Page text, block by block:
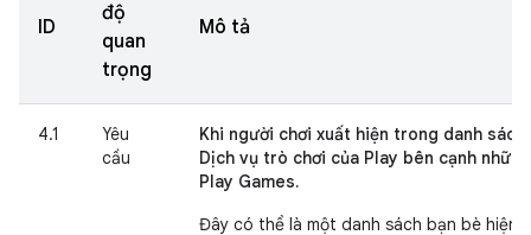
ID
độ
quan
trọng
Mô tả
4.1
Yêu
cầu
Khi người chơi xuất hiện trong danh
Dịch vụ trò chơi của Play bên cạnh
Play Games.
Đây có thể là một danh sách bạn bè hiện